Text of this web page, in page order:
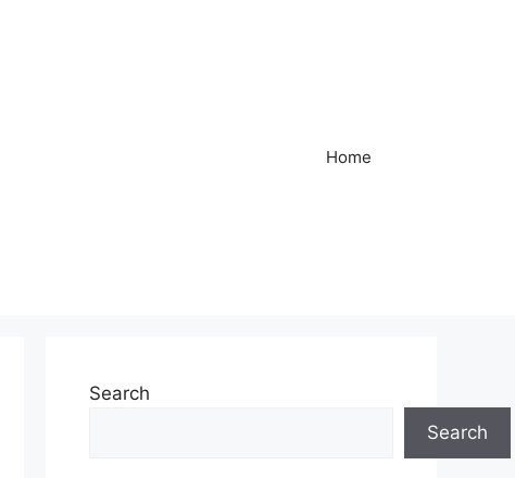
Home
Search
Search